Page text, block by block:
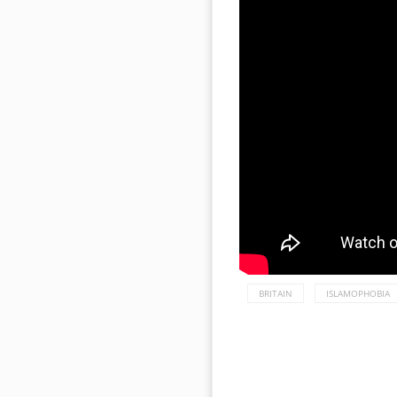
BRITAIN ISLAMOPHOBIA